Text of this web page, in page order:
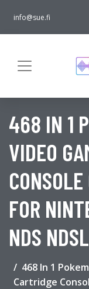
info@sue.fi
468 IN 1
VIDEO
FOR
NDS
468 In 1
Cartridge